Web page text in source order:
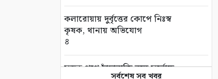
কলারোয়ায় দুর্বৃত্তের কোপে নিঃস্ব
কৃষক, থানায় অভিযোগ
৪
সড়ক পথে চাঁদাবাজি বন্ধে সর্বোচ্চ
সর্বশেষ সব খবর